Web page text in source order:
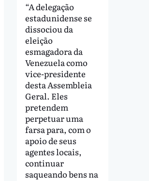
“A delegação
estadunidense se
dissociou da
eleição
esmagadora da
Venezuela como
vice-presidente
desta Assembleia
Geral. Eles
pretendem
perpetuar uma
farsa para, com o
apoio de seus
agentes locais,
continuar
saqueando bens na